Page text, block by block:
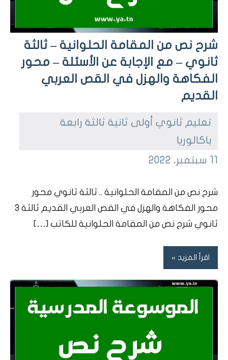
شرح نص من المقامة الحلوانية – ثالثة
ثانوي – مع الإجابة عن الأسئلة – محور
الفكاهة والهزل في القص العربي
القديم
تعليم ثانوي أولى ثانية ثالثة رابعة
باكالوريا
11 سبتمبر، 2022
ta7dhir
bou7outh
شرح نص من المقامة الحلوانية .. ثالثة ثانوي محور
محور الفكاهة والهزل في القص العربي القديم ثالثة 3
ثانوي شرح نص من المقامة الحلوانية للكاتب […]
اقرأ المزيد